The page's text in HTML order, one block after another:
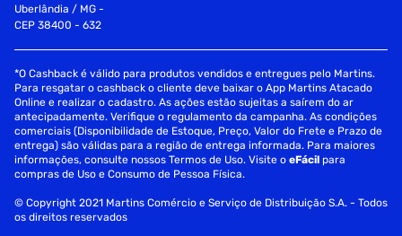
Com tampa de privacidade
Alto-falantes embutidos
Microfone embutido
Com suporte de reconhecimento de voz Cortana
Rede e Comunicação:
Wi-Fi 5 (802.11ac) (banda dupla) 1*1 + Bluetooth 4.1
Uberlândia / MG -
CEP 38400 - 632
*O Cashback é válido para produtos vendidos e entregues pelo Martins.
Para resgatar o cashback o cliente deve baixar o App Martins Atacado
Online e realizar o cadastro. As ações estão sujeitas a saírem do ar
antecipadamente. Verifique o regulamento da campanha. As condições
comerciais (Disponibilidade de Estoque, Preço, Valor do Frete e Prazo de
entrega) são válidas para a região de entrega informada. Para maiores
informações, consulte nossos Termos de Uso. Visite oeFácil para
compras de Uso e Consumo de Pessoa Física.
© Copyright 2021 Martins Comércio e Serviço de Distribuição S.A. - Todos
os direitos reservados